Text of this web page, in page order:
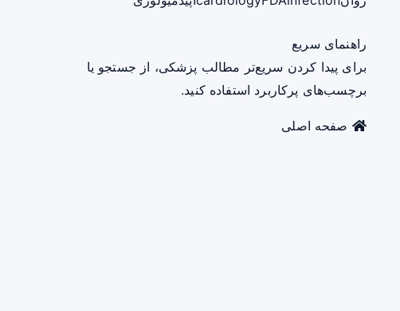
راهنمای سریع
برای پیدا کردن سریع‌تر مطالب پزشکی، از جستجو یا
برچسب‌های پرکاربرد استفاده کنید.
صفحه اصلی